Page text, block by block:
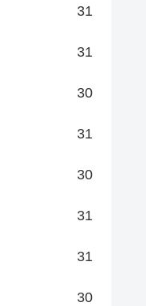
31
31
30
31
30
31
31
30